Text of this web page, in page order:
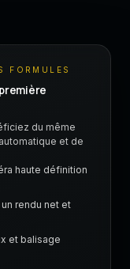
FORMULES
du même
et de
haute définition
rendu net et
et balisage